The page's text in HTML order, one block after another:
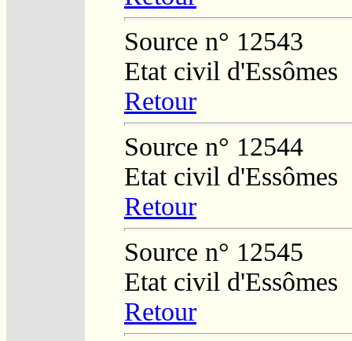
Source n° 12543
Etat civil d'Essômes
Retour
Source n° 12544
Etat civil d'Essômes
Retour
Source n° 12545
Etat civil d'Essômes
Retour